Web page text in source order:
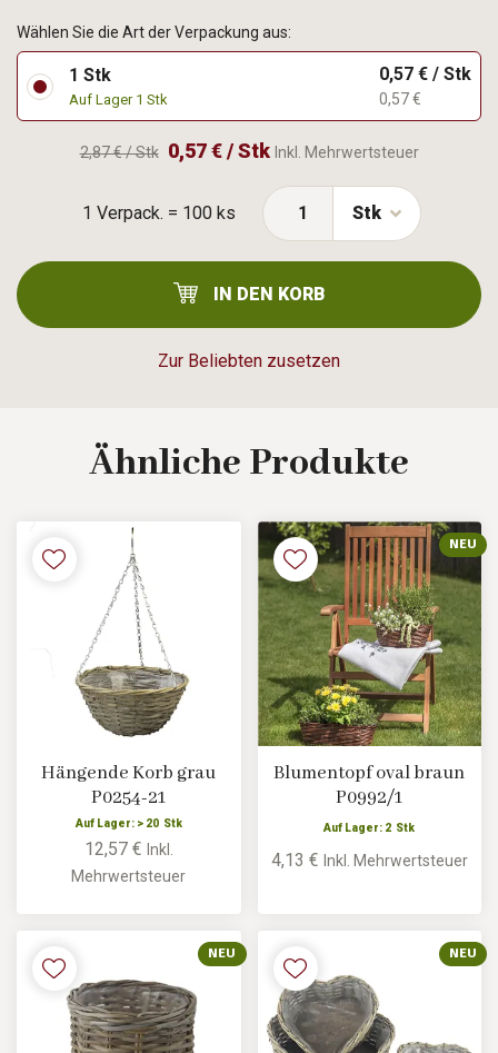
1 Verpack. = 100 ks
Zur Beliebten zusetzen
Wählen Sie die Art der Verpackung aus:
1 Stk
Auf Lager 1 Stk
0,57 € / Stk
0,57 €
2,87 € / Stk 0,57 € / Stk Inkl. Mehrwertsteuer
Stk
IN DEN KORB
Ähnliche Produkte
Hängende Korb grau
P0254-21
Auf Lager: > 20 Stk
12,57 € Inkl.
Mehrwertsteuer
NEU
Blumentopf oval braun
P0992/1
Auf Lager: 2 Stk
4,13 € Inkl. Mehrwertsteuer
NEU NEU